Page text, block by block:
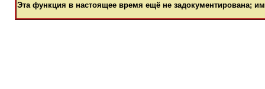
Эта функция в настоящее время ещё не задокументирована;